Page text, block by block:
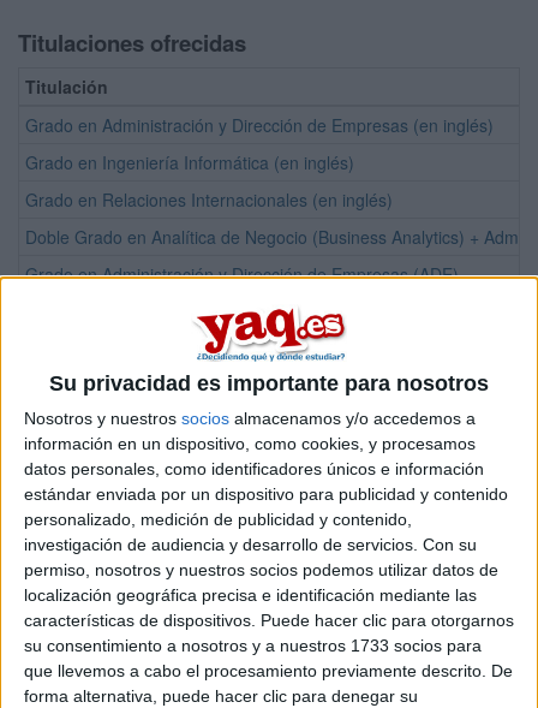
Su privacidad es importante para nosotros
Nosotros y nuestros socios almacenamos y/o accedemos a
información en un dispositivo, como cookies, y procesamos
datos personales, como identificadores únicos e información
estándar enviada por un dispositivo para publicidad y contenido
personalizado, medición de publicidad y contenido,
investigación de audiencia y desarrollo de servicios. Con su
permiso, nosotros y nuestros socios podemos utilizar datos de
localización geográfica precisa e identificación mediante las
características de dispositivos. Puede hacer clic para otorgarnos
su consentimiento a nosotros y a nuestros 1733 socios para
que llevemos a cabo el procesamiento previamente descrito. De
forma alternativa, puede hacer clic para denegar su
Titulaciones ofrecidas
Titulación
Grado en Administración y Dirección de Empresas (en inglés)
Grado en Ingeniería Informática (en inglés)
Grado en Relaciones Internacionales (en inglés)
Doble Grado en Analítica de Negocio (Business Analytics) +
Grado en Administración y Dirección de Empresas (ADE)
Grado en Analítica de Negocio (Business Analytics)
Grado en Marketing
Grado en Relaciones Internacionales
Grado Online en Administración y Dirección de Empresas (ADE)
Grado Online en Derecho
Grado Online en Educación Infantil
Grado Online en Maestro de Educación Primaria
Grado Online en Marketing
Grado Online en Psicología
Doble Grado en Administración y Dirección de Empresas (ADE) +